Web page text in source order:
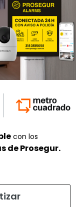
con los
de Prosegur.